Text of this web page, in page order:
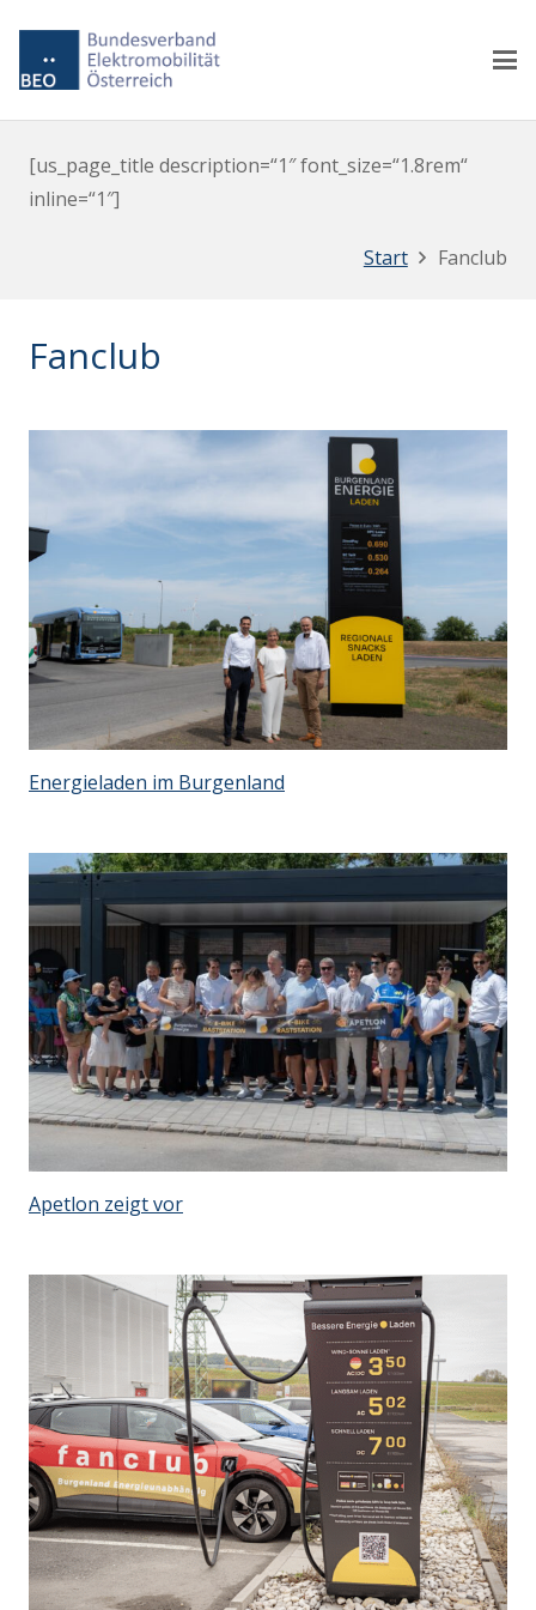
[us_page_title description=“1″ font_size=“1.8rem“
inline=“1″]
Start Fanclub
Fanclub
Energieladen im Burgenland
Apetlon zeigt vor